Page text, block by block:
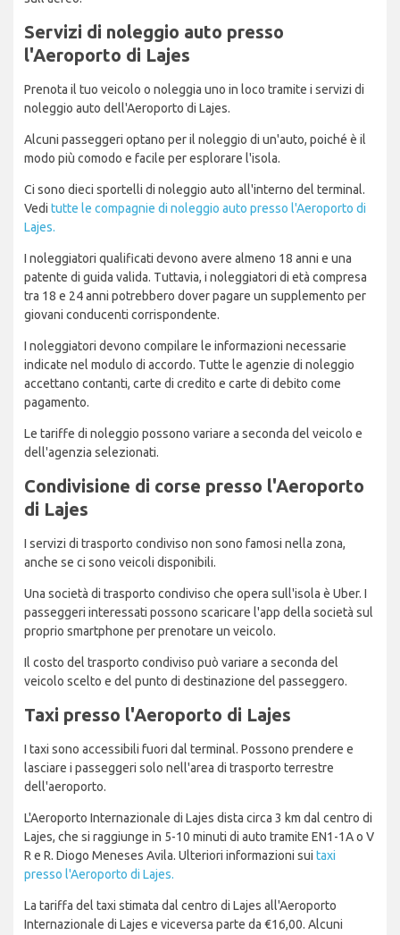
Servizi di noleggio auto presso
l'Aeroporto di Lajes
Prenota il tuo veicolo o noleggia uno in loco tramite i servizi di
noleggio auto dell'Aeroporto di Lajes.
Alcuni passeggeri optano per il noleggio di un'auto, poiché è il
modo più comodo e facile per esplorare l'isola.
Ci sono dieci sportelli di noleggio auto all'interno del terminal.
Vedi tutte le compagnie di noleggio auto presso l'Aeroporto di
Lajes.
I noleggiatori qualificati devono avere almeno 18 anni e una
patente di guida valida. Tuttavia, i noleggiatori di età compresa
tra 18 e 24 anni potrebbero dover pagare un supplemento per
giovani conducenti corrispondente.
I noleggiatori devono compilare le informazioni necessarie
indicate nel modulo di accordo. Tutte le agenzie di noleggio
accettano contanti, carte di credito e carte di debito come
pagamento.
Le tariffe di noleggio possono variare a seconda del veicolo e
dell'agenzia selezionati.
Condivisione di corse presso l'Aeroporto
di Lajes
I servizi di trasporto condiviso non sono famosi nella zona,
anche se ci sono veicoli disponibili.
Una società di trasporto condiviso che opera sull'isola è Uber. I
passeggeri interessati possono scaricare l'app della società sul
proprio smartphone per prenotare un veicolo.
Il costo del trasporto condiviso può variare a seconda del
veicolo scelto e del punto di destinazione del passeggero.
Taxi presso l'Aeroporto di Lajes
I taxi sono accessibili fuori dal terminal. Possono prendere e
lasciare i passeggeri solo nell'area di trasporto terrestre
dell'aeroporto.
L'Aeroporto Internazionale di Lajes dista circa 3 km dal centro di
Lajes, che si raggiunge in 5-10 minuti di auto tramite EN1-1A o V
R e R. Diogo Meneses Avila. Ulteriori informazioni sui taxi
presso l'Aeroporto di Lajes.
La tariffa del taxi stimata dal centro di Lajes all'Aeroporto
Internazionale di Lajes e viceversa parte da €16,00. Alcuni